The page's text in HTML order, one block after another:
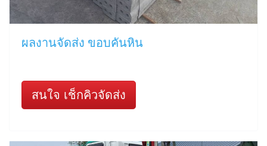
ผลงานจัดส่ง ขอบคันหิน
สนใจ เช็กคิวจัดส่ง